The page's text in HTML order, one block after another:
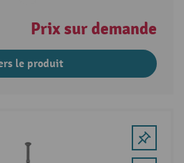
Prix sur demande
le produit